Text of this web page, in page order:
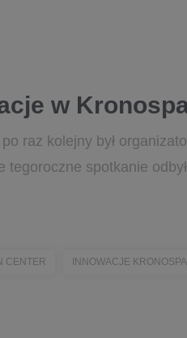
w
raz kolejny był
tegoroczne spotkanie
CENTER INNOWACJE